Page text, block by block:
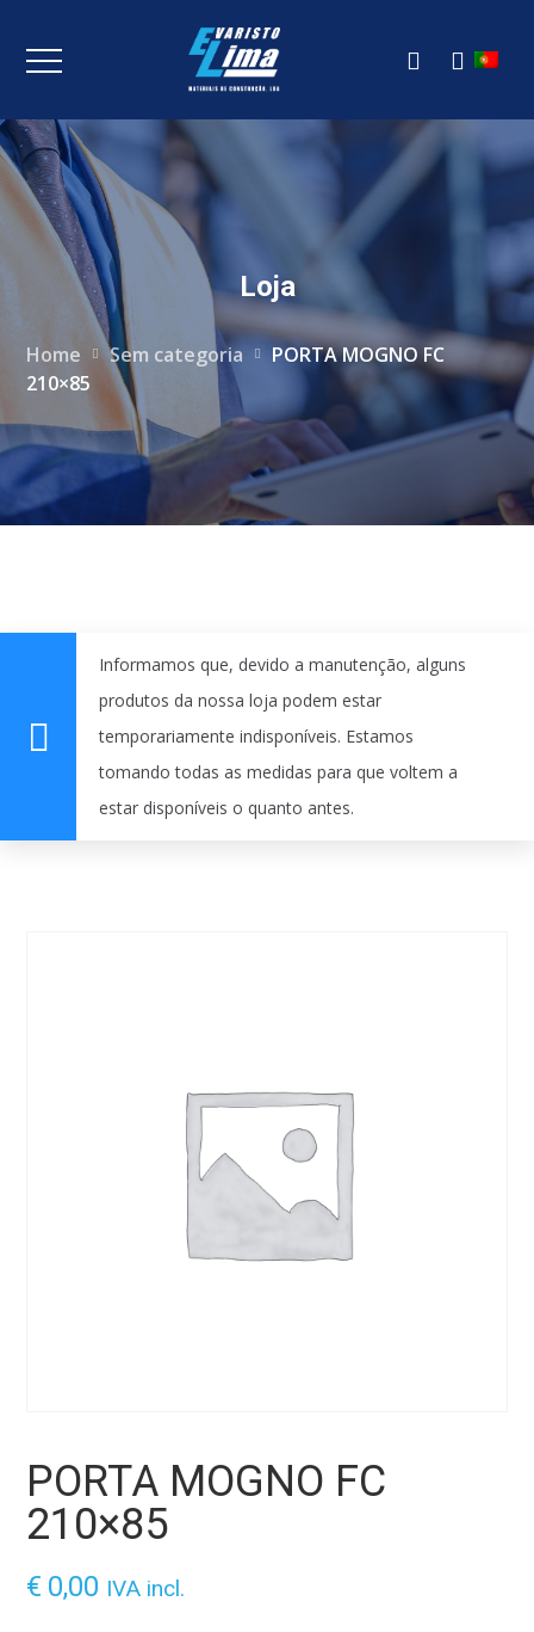
Loja
Home Sem categoria
PORTA MOGNO FC
210×85
Informamos que, devido a manutenção, alguns
produtos da nossa loja podem estar
temporariamente indisponíveis. Estamos
tomando todas as medidas para que voltem a
estar disponíveis o quanto antes.
PORTA MOGNO FC
210×85
€ 0,00 IVA incl.